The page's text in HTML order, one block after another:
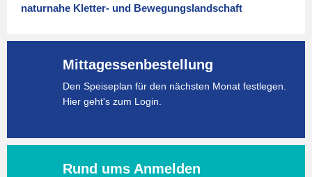
naturnahe Kletter- und Bewegungslandschaft
Mittagessenbestellung
Den Speiseplan für den nächsten Monat festlegen.
Hier geht's zum Login.
Rund ums Anmelden